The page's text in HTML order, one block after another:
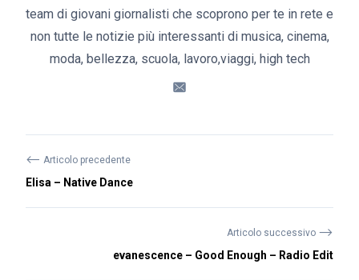
team di giovani giornalisti che scoprono per te in rete e
non tutte le notizie più interessanti di musica, cinema,
moda, bellezza, scuola, lavoro,viaggi, high tech
⟵ Articolo precedente
Elisa – Native Dance
Articolo successivo ⟶
evanescence – Good Enough – Radio Edit